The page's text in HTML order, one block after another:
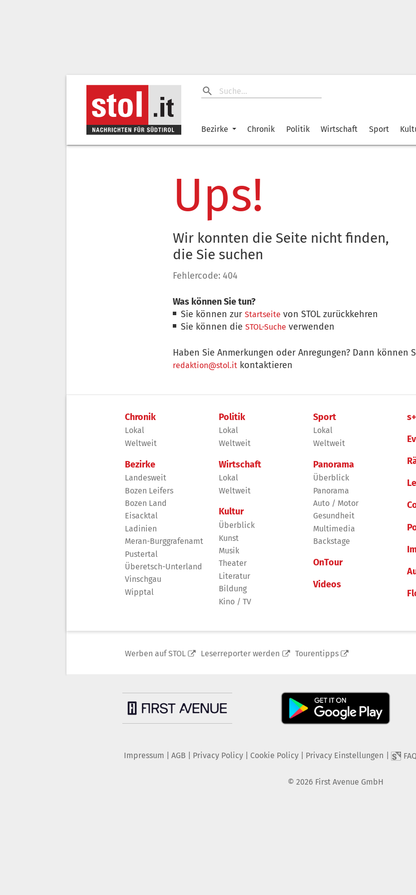
Bezirke Chronik Politik Wirtschaft Sport
Ups!
Wir konnten die Seite nicht finden,
die Sie suchen
Fehlercode: 404
Was können Sie tun?
Sie können zurStartseite von STOL zurückkehren
Sie können dieSTOL-Suche verwenden
Haben Sie Anmerkungen oder Anregungen? Dann können
redaktion@stol.it kontaktieren
Chronik
Lokal
Weltweit
Bezirke
Landesweit
Bozen Leifers
Bozen Land
Eisacktal
Ladinien
Meran-Burggrafenamt
Pustertal
Überetsch-Unterland
Vinschgau
Wipptal
Politik
Lokal
Weltweit
Wirtschaft
Lokal
Weltweit
Kultur
Überblick
Kunst
Musik
Theater
Literatur
Bildung
Kino / TV
Sport
Lokal
Weltweit
Panorama
Überblick
Panorama
Auto / Motor
Gesundheit
Multimedia
Backstage
OnTour
Videos
Werben auf STOL Leserreporter werden Tourentipps
Impressum AGB Privacy Policy| Cookie Policy| Privacy Einstellungen FAQ
© 2026 First Avenue GmbH